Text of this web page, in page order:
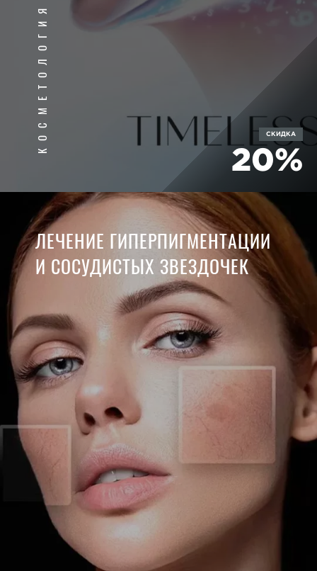
КОСМЕТОЛОГИЯ СКИДКА
20%
ЛЕЧЕНИЕ ГИПЕРПИГМЕНТАЦИИ
И СОСУДИСТЫХ ЗВЕЗДОЧЕК